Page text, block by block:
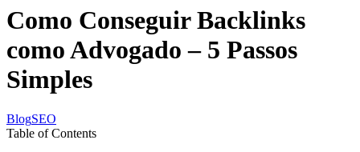
Como Conseguir Backlinks
como Advogado – 5 Passos
Simples
BlogSEO
Table of Contents